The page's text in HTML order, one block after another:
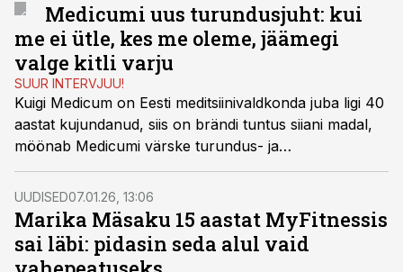
Medicumi uus turundusjuht: kui
me ei ütle, kes me oleme, jäämegi
valge kitli varju
SUUR INTERVJUU!
Kuigi Medicum on Eesti meditsiinivaldkonda juba ligi 40
aastat kujundanud, siis on brändi tuntus siiani madal,
möönab Medicumi värske turundus- ja
kommunikatsioonijuht Gerly Kedelauk. Tema eesmärk
on brändi tuntus uuele tasemele viia.
UUDISED07.01.26, 13:06
Marika Mäsaku 15 aastat MyFitnessis
sai läbi: pidasin seda alul vaid